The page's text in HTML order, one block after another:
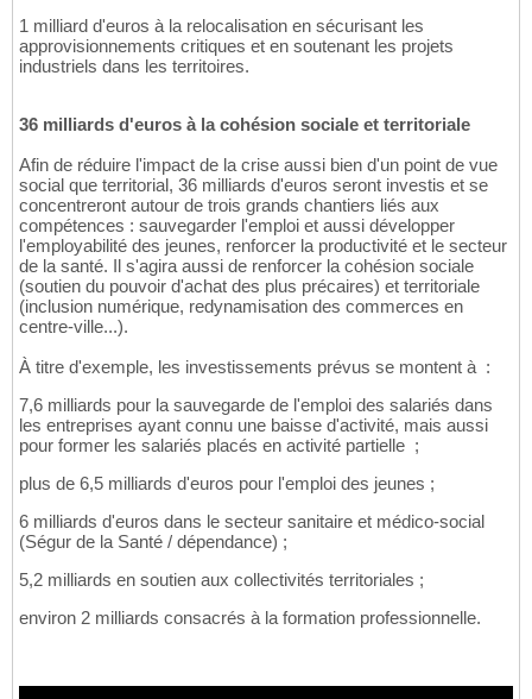
1 milliard d'euros à la relocalisation en sécurisant les
approvisionnements critiques et en soutenant les projets
industriels dans les territoires.
36 milliards d'euros à la cohésion sociale et territoriale
Afin de réduire l'impact de la crise aussi bien d'un point de vue
social que territorial, 36 milliards d'euros seront investis et se
concentreront autour de trois grands chantiers liés aux
compétences : sauvegarder l'emploi et aussi développer
l'employabilité des jeunes, renforcer la productivité et le secteur
de la santé. Il s'agira aussi de renforcer la cohésion sociale
(soutien du pouvoir d'achat des plus précaires) et territoriale
(inclusion numérique, redynamisation des commerces en
centre-ville...).
À titre d'exemple, les investissements prévus se montent à :
7,6 milliards pour la sauvegarde de l'emploi des salariés dans
les entreprises ayant connu une baisse d'activité, mais aussi
pour former les salariés placés en activité partielle ;
plus de 6,5 milliards d'euros pour l'emploi des jeunes ;
6 milliards d'euros dans le secteur sanitaire et médico-social
(Ségur de la Santé / dépendance) ;
5,2 milliards en soutien aux collectivités territoriales ;
environ 2 milliards consacrés à la formation professionnelle.